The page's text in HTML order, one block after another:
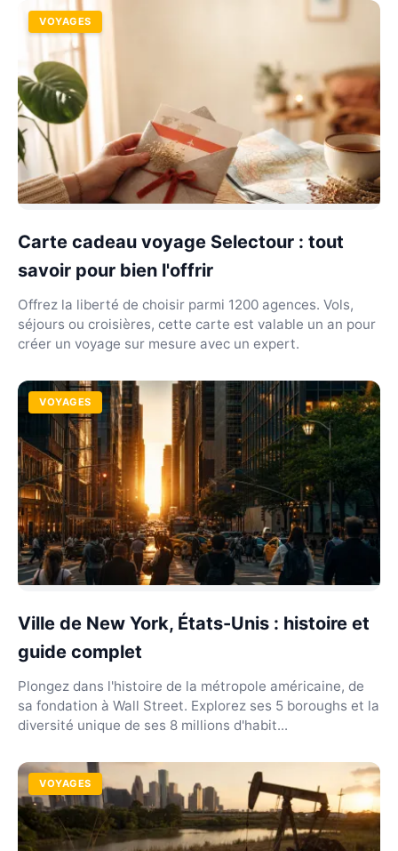
VOYAGES
Carte cadeau voyage Selectour : tout
savoir pour bien l'offrir
Offrez la liberté de choisir parmi 1200 agences. Vols,
séjours ou croisières, cette carte est valable un an pour
créer un voyage sur mesure avec un expert.
VOYAGES
Ville de New York, États-Unis : histoire et
guide complet
Plongez dans l'histoire de la métropole américaine, de
sa fondation à Wall Street. Explorez ses 5 boroughs et la
diversité unique de ses 8 millions d'habit...
VOYAGES